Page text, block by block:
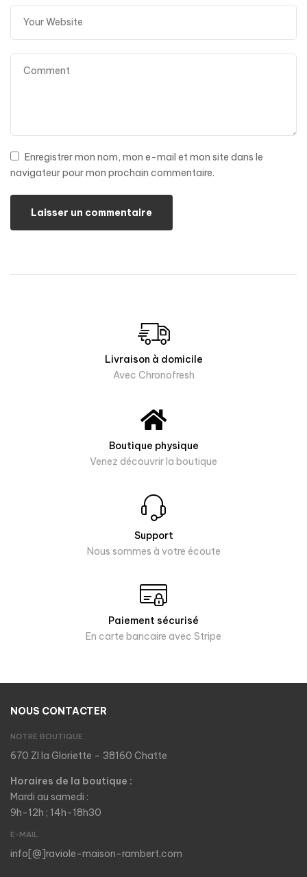
Enregistrer mon nom, mon e-mail et mon site dans le
navigateur pour mon prochain commentaire.
Livraison à domicile
Avec Chronofresh
Boutique physique
Venez découvrir la boutique
Support
Nous sommes à votre écoute
Paiement sécurisé
En carte bancaire avec Stripe
NOUS CONTACTER
NOTRE BOUTIQUE
670 ZI la Gloriette – 38160 Chatte
Horaires de la boutique :
Mardi au samedi :
9h-12h ; 14h-18h30
E-MAIL
info[@]raviole-maison-rambert.com